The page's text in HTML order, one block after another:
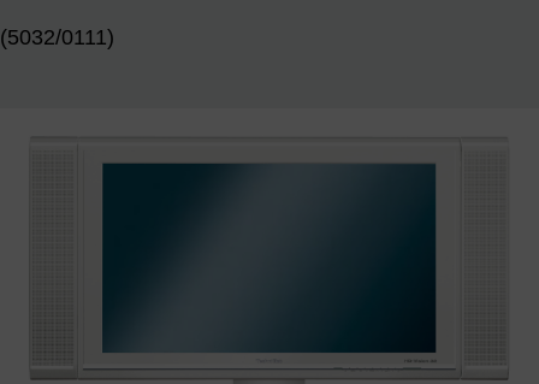
(5032/0111)